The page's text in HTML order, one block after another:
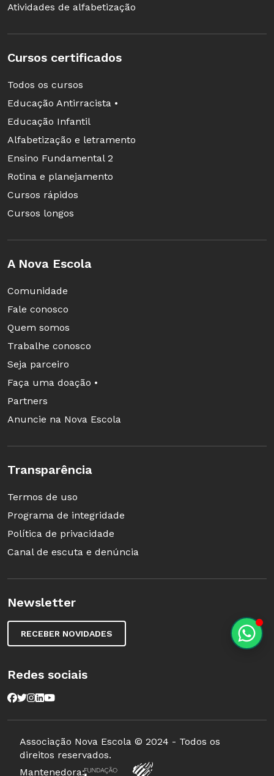
Peça para os estudantes localizarem esse valor
no eixo das abscissas. Eles deverão abrir o
compasso na distância AE. A intersecção com o
eixo x (ponto P) determinará a localização na
reta numérica, do número irracional raiz
quadrada de 7. Nesse momento, você poderá
mostrar a aproximação entre inteiros,
entre 2 e 3. (4 < 7 < 9 ).
Avaliação
Essa atividade permite avaliar conteúdos como
o Teorema de Pitágoras e os números
quadrados perfeitos. A aula traz novos sentidos
ao número irracional, mostrando ao mesmo
tempo sua existência e sua localização na reta
Créditos: Luciana Moura Formação: Professora
Atividades de alfabetização
Cursos certificados
Todos os cursos
Educação Antirracista •
Educação Infantil
Alfabetização e letramento
Ensino Fundamental 2
Rotina e planejamento
Cursos rápidos
Cursos longos
A Nova Escola
Comunidade
Fale conosco
Quem somos
Trabalhe conosco
Seja parceiro
Faça uma doação •
Partners
Anuncie na Nova Escola
Transparência
Termos de uso
Programa de integridade
Política de privacidade
Canal de escuta e denúncia
Newsletter
RECEBER NOVIDADES
Redes sociais
Associação Nova Escola © 2024 - Todos os
direitos reservados.
Mantenedora: